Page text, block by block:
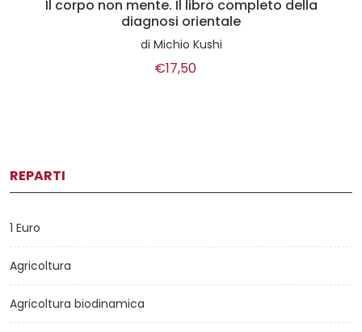
Il corpo non mente. Il libro completo della
diagnosi orientale
di Michio Kushi
€17,50
REPARTI
1 Euro
Agricoltura
Agricoltura biodinamica